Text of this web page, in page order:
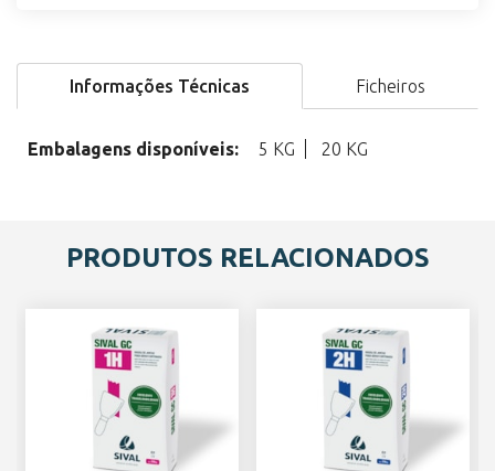
Informações Técnicas Ficheiros
Embalagens disponíveis: 5 KG 20 KG
PRODUTOS RELACIONADOS